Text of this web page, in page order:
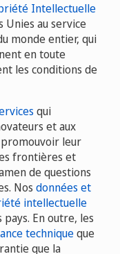
Intellectuelle
Unies au service
monde entier, qui
en toute
les conditions de
qui
et aux
leur
frontières et
de questions
Nos données et
intellectuelle
En outre, les
techniqueque
que la